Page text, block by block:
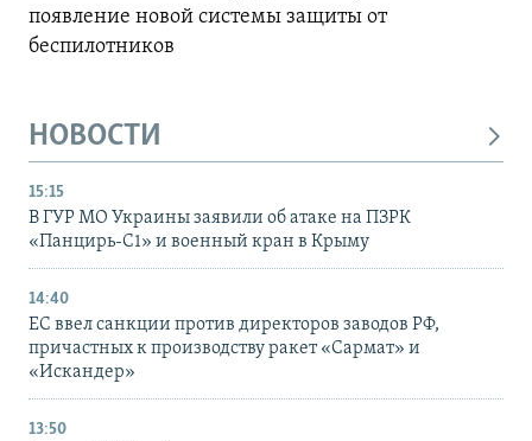
появление новой системы защиты от
беспилотников
НОВОСТИ
15:15
В ГУР МО Украины заявили об атаке на ПЗРК
«Панцирь-С1» и военный кран в Крыму
14:40
ЕС ввел санкции против директоров заводов РФ,
причастных к производству ракет «Сармат» и
«Искандер»
13:50